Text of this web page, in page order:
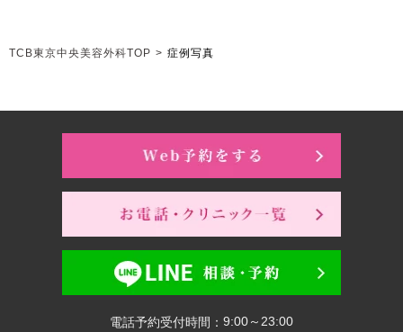
TCB東京中央美容外科TOP > 症例写真
電話予約受付時間： 9:00～23:00